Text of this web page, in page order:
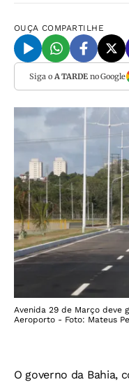
OUÇA COMPARTILHE
Siga o A TARDEno Google
Avenida 29 de Março deve
Aeroporto - Foto: Mateus
O governo da Bahia,